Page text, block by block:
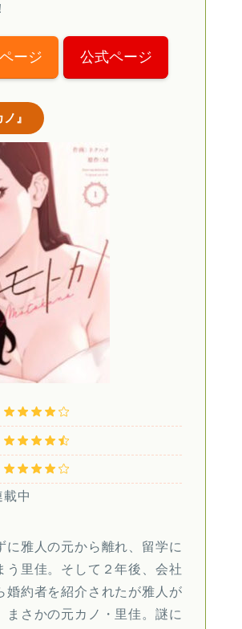
ージ 公式ページ
』
中
に雅人の元から離れ、留学に
う里佳。そして２年後、会社
婚約者を紹介されたが雅人が
まさかの元カノ・里佳。謎に